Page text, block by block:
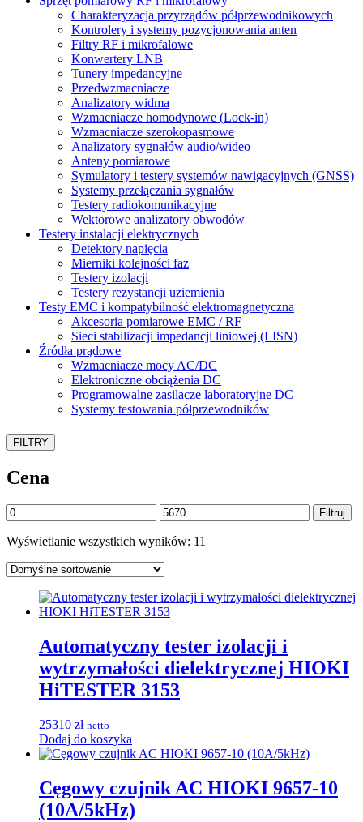
Charakteryzacja przyrządów półprzewodnikowych
Kontrolery i systemy pozycjonowania anten
Filtry RF i mikrofalowe
Konwertery LNB
Tunery impedancyjne
Przedwzmacniacze
Analizatory widma
Wzmacniacze homodynowe (Lock‑in)
Wzmacniacze szerokopasmowe
Analizatory sygnałów audio/wideo
Anteny pomiarowe
Symulatory i testery systemów nawigacyjnych (GNSS)
Systemy przełączania sygnałów
Testery radiokomunikacyjne
Wektorowe analizatory obwodów
Testery instalacji elektrycznych
Detektory napięcia
Mierniki kolejności faz
Testery izolacji
Testery rezystancji uziemienia
Testy EMC i kompatybilność elektromagnetyczna
Akcesoria pomiarowe EMC / RF
Sieci stabilizacji impedancji liniowej (LISN)
Źródła prądowe
Wzmacniacze mocy AC/DC
Elektroniczne obciążenia DC
Programowalne zasilacze laboratoryjne DC
Systemy testowania półprzewodników
FILTRY
Cena
Cena
min
Cena
max
Filtruj
Wyświetlanie wszystkich wyników: 11
Automatyczny tester izolacji i
wytrzymałości dielektrycznej HIOKI
HiTESTER 3153
25310 zł netto
Dodaj do koszyka
Cęgowy czujnik AC HIOKI 9657-10
(10A/5kHz)